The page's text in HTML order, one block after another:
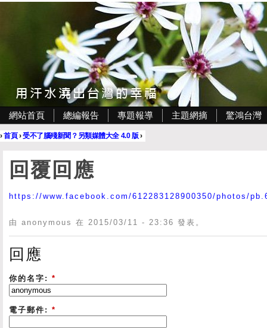
網站首頁 總編報告 專題報導 主題網摘 驚鴻台灣
›首頁›受不了腦殘新聞？另類媒體大全 4.0 版›
回覆回應
https://www.facebook.com/612283128900350/photos/
由 anonymous 在 2015/03/11 - 23:36 發表。
回應
你的名字: *
電子郵件: *